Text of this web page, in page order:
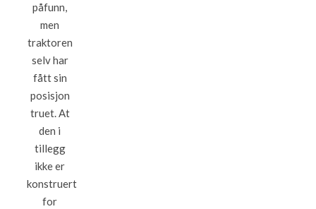
påfunn,
men
traktoren
selv har
fått sin
posisjon
truet. At
den i
tillegg
ikke er
konstruert
for